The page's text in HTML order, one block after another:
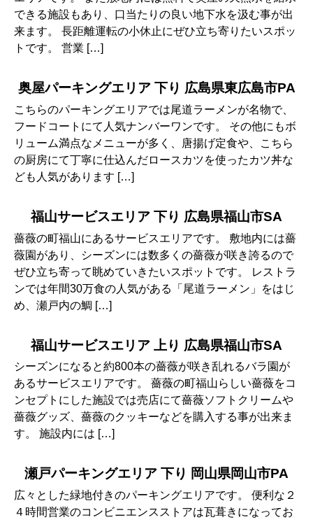
できる施設もあり、口当たりの良い地下水を汲む事が出
来ます。 長距離運転の小休止にぜひ立ち寄りたいスポッ
トです。 営業 […]
奥屋パーキングエリア 下り 広島県東広島市PA
こちらのパーキングエリアでは尾道ラーメンが名物で、
フードコートにて人気ナンバーワンです。 その他にもボ
リューム満点なメニューが多く、唐揚げ定食や、こちら
の厨房にて丁寧に仕込んだロースカツを使ったカツ丼な
ども人気があります […]
福山サービスエリア 下り 広島県福山市SA
薔薇の町福山にあるサービスエリアです。 敷地内には薔
薇園があり、シーズンには数多くの薔薇が咲き誇るので
ぜひ立ち寄って眺めていきたいスポットです。 レストラ
ンでは年間30万食の人気がある「尾道ラーメン」をはじ
め、瀬戸内の鯛 […]
福山サービスエリア 上り 広島県福山市SA
シーズンになると約800本の薔薇が咲き乱れるバラ園が
あるサービスエリアです。 薔薇の町福山らしい薔薇をコ
ンセプトにした施設では売店にて薔薇ソフトクリームや
薔薇グッズ、薔薇のクッキーなどを購入する事が出来ま
す。 施設内には […]
瀬戸パーキングエリア 下り 岡山県岡山市PA
広々とした緑地付きのパーキングエリアです。 便利な２
４時間営業のコンビニエンスストアは瓦葺きになってお